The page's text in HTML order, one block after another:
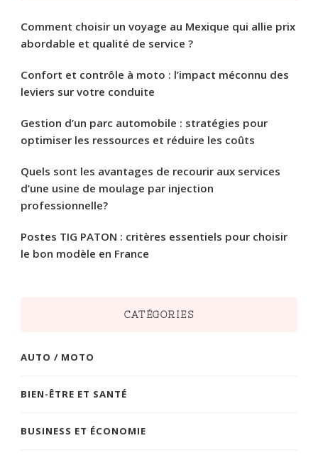
Comment choisir un voyage au Mexique qui allie prix
abordable et qualité de service ?
Confort et contrôle à moto : l’impact méconnu des
leviers sur votre conduite
Gestion d’un parc automobile : stratégies pour
optimiser les ressources et réduire les coûts
Quels sont les avantages de recourir aux services
d’une usine de moulage par injection
professionnelle?
Postes TIG PATON : critères essentiels pour choisir
le bon modèle en France
CATÉGORIES
AUTO / MOTO
BIEN-ÊTRE ET SANTÉ
BUSINESS ET ÉCONOMIE